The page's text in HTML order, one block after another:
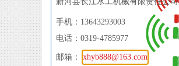
手机：13643293003
电话：0319-4785977
邮箱： xhyb888@163.com